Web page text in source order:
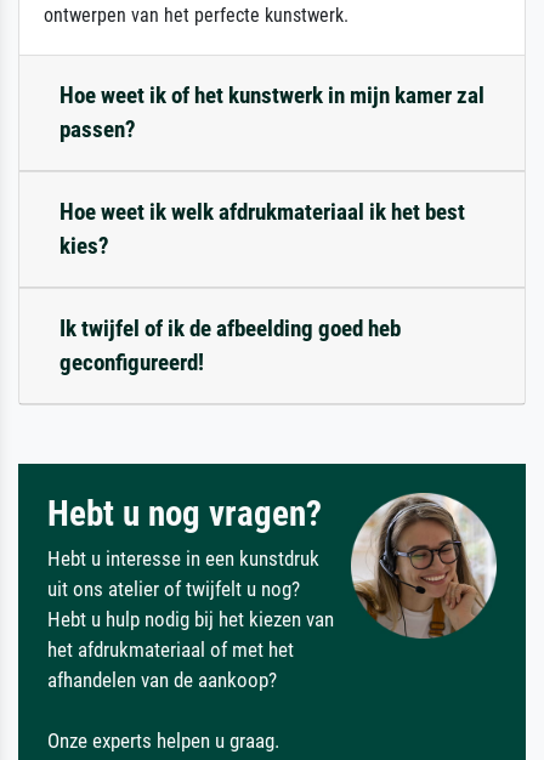
ontwerpen van het perfecte kunstwerk.
Hoe weet ik of het kunstwerk in mijn kamer zal
passen?
Hoe weet ik welk afdrukmateriaal ik het best
kies?
Ik twijfel of ik de afbeelding goed heb
geconfigureerd!
Hebt u nog vragen?
Hebt u interesse in een kunstdruk
uit ons atelier of twijfelt u nog?
Hebt u hulp nodig bij het kiezen van
het afdrukmateriaal of met het
afhandelen van de aankoop?
Onze experts helpen u graag.